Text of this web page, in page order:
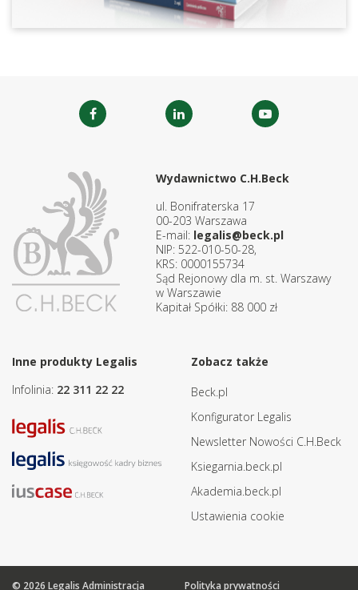
Wydawnictwo C.H.Beck
ul. Bonifraterska 17
00-203 Warszawa
E-mail: legalis@beck.pl
NIP: 522-010-50-28,
KRS: 0000155734
Sąd Rejonowy dla m. st. Warszawy
w Warszawie
Kapitał Spółki: 88 000 zł
Inne produkty Legalis
Infolinia: 22 311 22 22
Zobacz także
Beck.pl
Konfigurator Legalis
Newsletter Nowości C.H.Beck
Ksiegarnia.beck.pl
Akademia.beck.pl
Ustawienia cookie
© 2026 Legalis Administracja Polityka prywatności